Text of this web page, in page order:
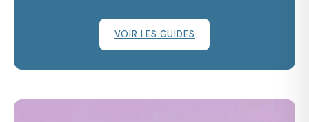
VOIR LES GUIDES